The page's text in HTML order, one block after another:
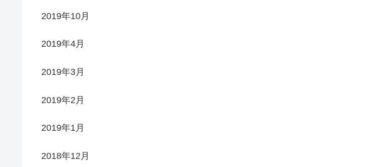
2019年10月
2019年4月
2019年3月
2019年2月
2019年1月
2018年12月